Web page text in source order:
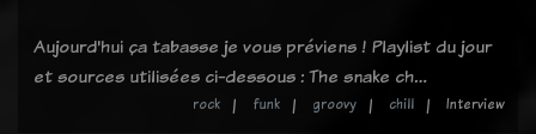
Aujourd'hui ça tabasse je vous préviens ! Playlist du jour
et sources utilisées ci-dessous : The snake ch…
rock funk groovy chill Interview